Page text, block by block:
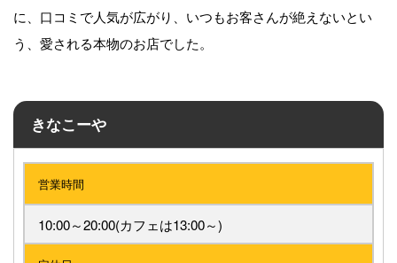
に、口コミで人気が広がり、いつもお客さんが絶えないとい
う、愛される本物のお店でした。
きなこーや
営業時間
10:00～20:00(カフェは13:00～)